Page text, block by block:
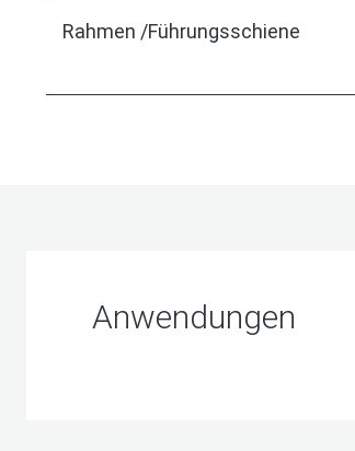
Rahmen /Führungsschiene
Anwendungen